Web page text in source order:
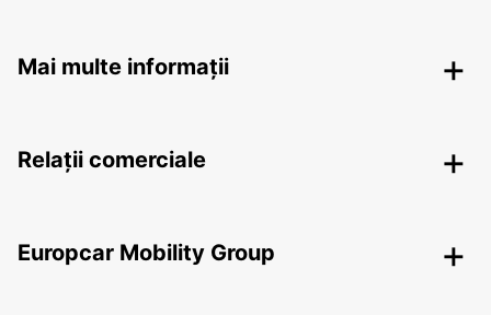
Mai multe informații
Relații comerciale
Europcar Mobility Group